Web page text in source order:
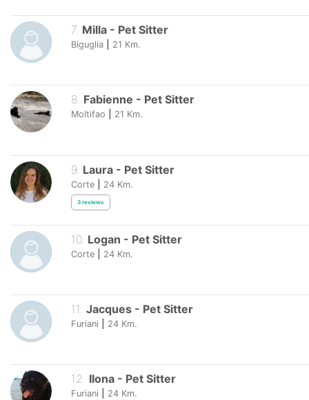
7. Milla - Pet Sitter
Biguglia 21 Km.
8. Fabienne - Pet Sitter
Moltifao 21 Km.
9 Laura - Pet Sitter
Corte 24 Km.
3 reviews
10. Logan - Pet Sitter
Corte 24 Km.
11 Jacques - Pet Sitter
Furiani 24 Km.
12. Ilona - Pet Sitter
Furiani 24 Km.